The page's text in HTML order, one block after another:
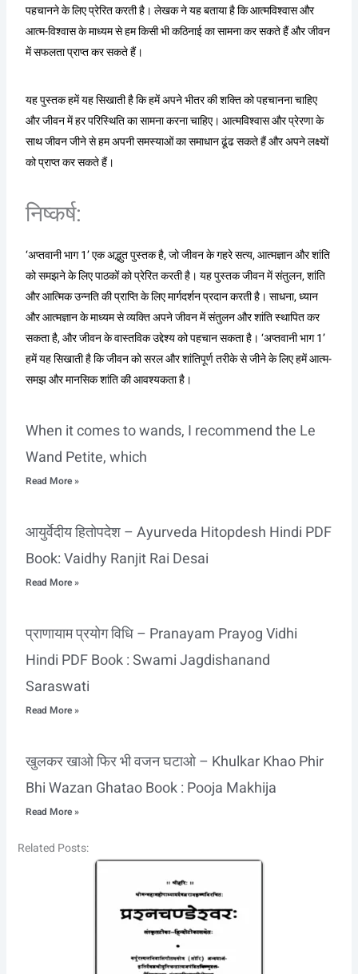
पहचानने के लिए प्रेरित करती है। लेखक ने यह बताया है कि आत्मविश्वास और
आत्म-विश्वास के माध्यम से हम किसी भी कठिनाई का सामना कर सकते हैं और जीवन
में सफलता प्राप्त कर सकते हैं।
यह पुस्तक हमें यह सिखाती है कि हमें अपने भीतर की शक्ति को पहचानना चाहिए
और जीवन में हर परिस्थिति का सामना करना चाहिए। आत्मविश्वास और प्रेरणा के
साथ जीवन जीने से हम अपनी समस्याओं का समाधान ढूंढ सकते हैं और अपने लक्ष्यों
को प्राप्त कर सकते हैं।
निष्कर्ष:
‘अप्तवानी भाग 1’ एक अद्भुत पुस्तक है, जो जीवन के गहरे सत्य, आत्मज्ञान और शांति
को समझने के लिए पाठकों को प्रेरित करती है। यह पुस्तक जीवन में संतुलन, शांति
और आत्मिक उन्नति की प्राप्ति के लिए मार्गदर्शन प्रदान करती है। साधना, ध्यान
और आत्मज्ञान के माध्यम से व्यक्ति अपने जीवन में संतुलन और शांति स्थापित कर
सकता है, और जीवन के वास्तविक उद्देश्य को पहचान सकता है। ‘अप्तवानी भाग 1’
हमें यह सिखाती है कि जीवन को सरल और शांतिपूर्ण तरीके से जीने के लिए हमें आत्म-
समझ और मानसिक शांति की आवश्यकता है।
When it comes to wands, I recommend the Le
Wand Petite, which
Read More »
आयुर्वेदीय हितोपदेश – Ayurveda Hitopdesh Hindi PDF
Book: Vaidhy Ranjit Rai Desai
Read More »
प्राणायाम प्रयोग विधि – Pranayam Prayog Vidhi
Hindi PDF Book : Swami Jagdishanand
Saraswati
Read More »
खुलकर खाओ फिर भी वजन घटाओ – Khulkar Khao Phir
Bhi Wazan Ghatao Book : Pooja Makhija
Read More »
Related Posts: